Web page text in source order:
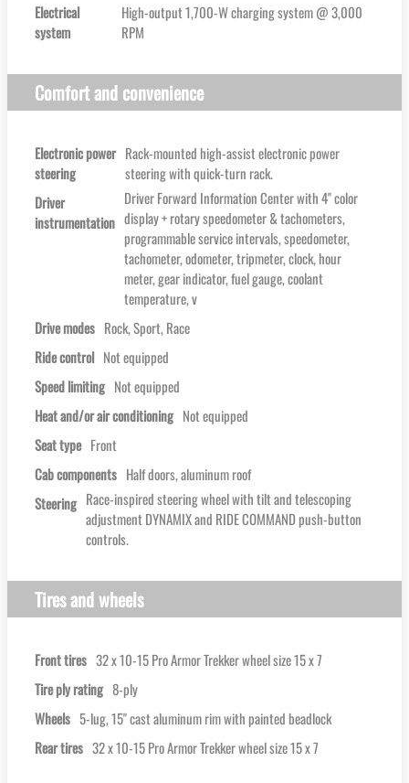
Electrical
system
High-output 1,700-W charging system @ 3,000
RPM
Comfort and convenience
Electronic power
steering
Rack-mounted high-assist electronic power
steering with quick-turn rack.
Driver
instrumentation
Driver Forward Information Center with 4'' color
display + rotary speedometer & tachometers,
programmable service intervals, speedometer,
tachometer, odometer, tripmeter, clock, hour
meter, gear indicator, fuel gauge, coolant
temperature, v
Drive modes Rock, Sport, Race
Ride control Not equipped
Speed limiting Not equipped
Heat and/or air conditioning Not equipped
Seat type Front
Cab components Half doors, aluminum roof
Steering Race-inspired steering wheel with tilt and telescoping
adjustment DYNAMIX and RIDE COMMAND push-button
controls.
Tires and wheels
Front tires 32 x 10-15 Pro Armor Trekker wheel size 15 x 7
Tire ply rating 8-ply
Wheels 5-lug, 15'' cast aluminum rim with painted beadlock
Rear tires 32 x 10-15 Pro Armor Trekker wheel size 15 x 7